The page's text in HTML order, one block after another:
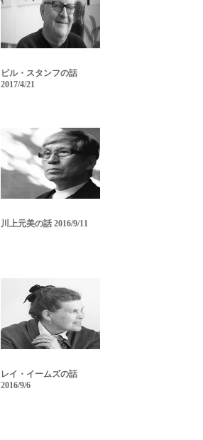
ビル・スタンフの話
2017/4/21
川上元美の話 2016/9/11
レイ・イームズの話
2016/9/6